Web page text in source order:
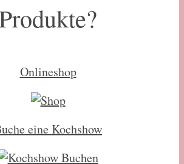
Onlineshop
eine Kochshow